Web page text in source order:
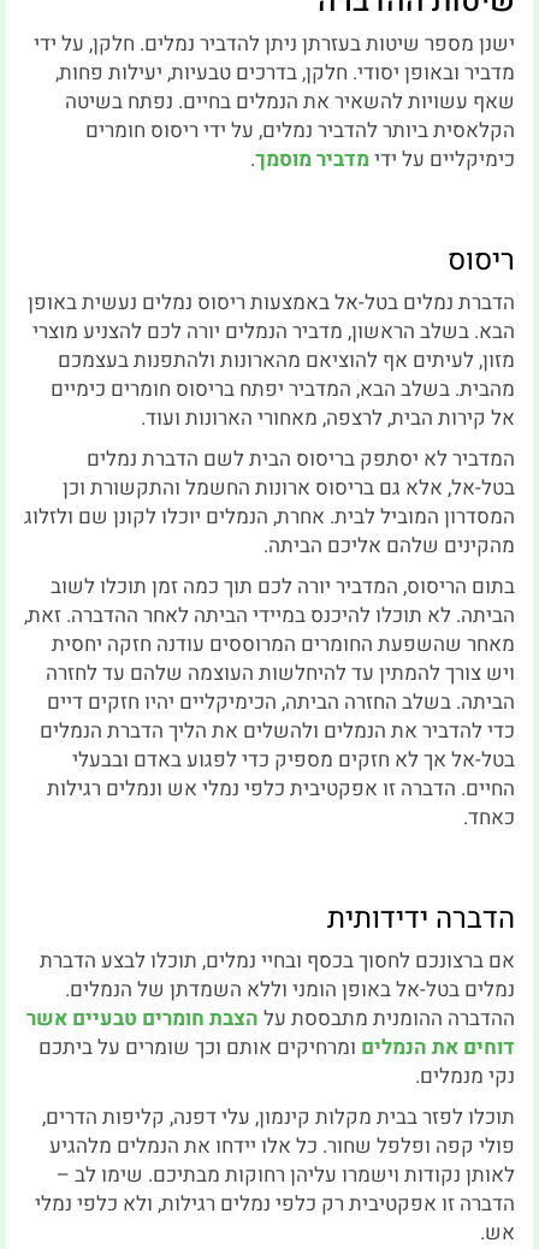
ישנן מספר שיטות בעזרתן ניתן להדביר נמלים. חלקן, על ידי
מדביר ובאופן יסודי. חלקן, בדרכים טבעיות, יעילות פחות,
שאף עשויות להשאיר את הנמלים בחיים. נפתח בשיטה
הקלאסית ביותר להדביר נמלים, על ידי ריסוס חומרים
כימיקליים על ידימדביר מוסמך.
ריסוס
הדברת נמלים בטל-אל באמצעות ריסוס נמלים נעשית באופן
הבא. בשלב הראשון, מדביר הנמלים יורה לכם להצניע מוצרי
מזון, לעיתים אף להוציאם מהארונות ולהתפנות בעצמכם
מהבית. בשלב הבא, המדביר יפתח בריסוס חומרים כימיים
אל קירות הבית, לרצפה, מאחורי הארונות ועוד.
המדביר לא יסתפק בריסוס הבית לשם הדברת נמלים
בטל-אל, אלא גם בריסוס ארונות החשמל והתקשורת וכן
המסדרון המוביל לבית. אחרת, הנמלים יוכלו לקונן שם ולזלוג
מהקינים שלהם אליכם הביתה.
בתום הריסוס, המדביר יורה לכם תוך כמה זמן תוכלו לשוב
הביתה. לא תוכלו להיכנס במיידי הביתה לאחר ההדברה. זאת,
מאחר שהשפעת החומרים המרוססים עודנה חזקה יחסית
ויש צורך להמתין עד להיחלשות העוצמה שלהם עד לחזרה
הביתה. בשלב החזרה הביתה, הכימיקליים יהיו חזקים דיים
כדי להדביר את הנמלים ולהשלים את הליך הדברת הנמלים
בטל-אל אך לא חזקים מספיק כדי לפגוע באדם ובבעלי
החיים. הדברה זו אפקטיבית כלפי נמלי אש ונמלים רגילות
כאחד.
הדברה ידידותית
אם ברצונכם לחסוך בכסף ובחיי נמלים, תוכלו לבצע הדברת
נמלים בטל-אל באופן הומני וללא השמדתן של הנמלים.
ההדברה ההומנית מתבססת על הצבת חומרים טבעיים אשר
דוחים את הנמלים ומרחיקים אותם וכך שומרים על ביתכם
נקי מנמלים.
תוכלו לפזר בבית מקלות קינמון, עלי דפנה, קליפות הדרים,
פולי קפה ופלפל שחור. כל אלו יידחו את הנמלים מלהגיע
לאותן נקודות וישמרו עליהן רחוקות מבתיכם. שימו לב –
הדברה זו אפקטיבית רק כלפי נמלים רגילות, ולא כלפי נמלי
אש.